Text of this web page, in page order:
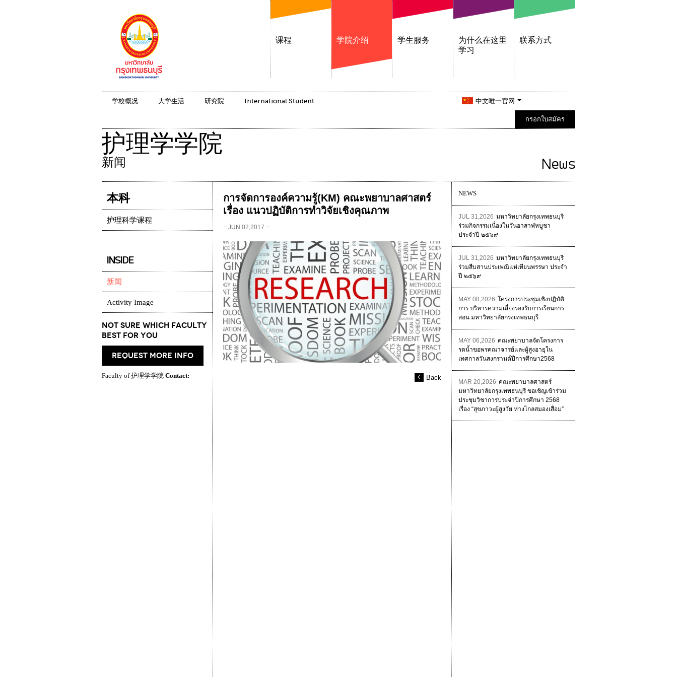
课程 学院介绍 学生服务
为什么在这里
学习
联系方式
学校概况 大学生活 研究院 International Student 中文唯一官网
กรอกใบสมัคร
护理学学院
新闻 News
การจัดการองค์ความรู้(KM) คณะพยาบาลศาสตร์
เรื่อง แนวปฏิบัติการทำวิจัยเชิงคุณภาพ
− JUN 02,2017 −
Back
NEWS
JUL 31,2026 มหาวิทยาลัยกรุงเทพธนบุรี
ร่วมกิจกรรมเนื่องในวันอาสาฬหบูชา
ประจำปี ๒๕๖๙
JUL 31,2026 มหาวิทยาลัยกรุงเทพธนบุรี
ร่วมสืบสานประเพณีแห่เทียนพรรษา ประจำ
ปี ๒๕๖๙
MAY 08,2026 โครงการประชุมเชิงปฏิบัติ
การ บริหารความเสี่ยงรองรับการเรียนการ
สอน มหาวิทยาลัยกรงเทพธนบุรี
MAY 06,2026 คณะพยาบาลจัดโครงการ
รดน้ำขอพรคณาจารย์และผู้สูงอายุใน
เทศกาลวันสงกรานต์ปีการศึกษา2568
MAR 20,2026 คณะพยาบาลศาสตร์
มหาวิทยาลัยกรุงเทพธนบุรี ขอเชิญเข้าร่วม
ประชุมวิชาการประจำปีการศึกษา 2568
เรื่อง “สุขภาวะผู้สูงวัย ห่างไกลสมองเสื่อม”
本科
护理科学课程
INSIDE
新闻
Activity Image
Not Sure which Faculty
best for you
request more info
Faculty of 护理学学院 Contact: